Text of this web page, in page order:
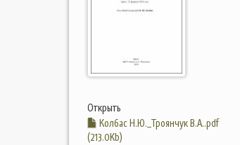
Открыть
Колбас Н.Ю._Троянчук В.А..pdf
(213.0Kb)